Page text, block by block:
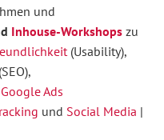
und
Inhouse-Workshops zu
(Usability),
(SEO),
Ads
und Social Media |